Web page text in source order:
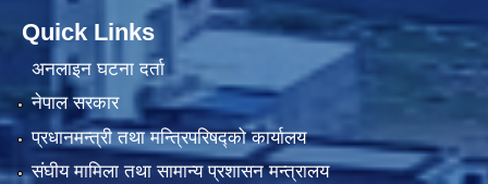
Quick Links
अनलाइन घटना दर्ता
नेपाल सरकार
प्रधानमन्त्री तथा मन्त्रिपरिषद्को कार्यालय
संघीय मामिला तथा सामान्य प्रशासन मन्त्रालय